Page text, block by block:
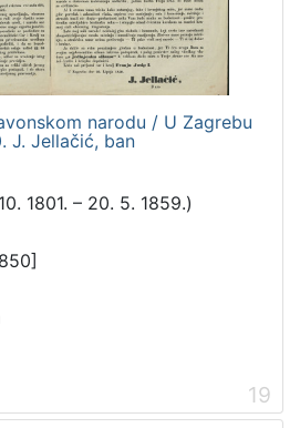
narodu / U Zagrebu
J. Jellačić, ban
1801. – 20. 5. 1859.)
19